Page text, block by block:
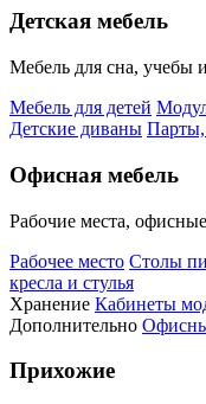
Детская мебель
Мебель для сна, учебы
Мебель для детей
Детские диваны Парты,
Офисная мебель
Рабочие места,
Рабочее место Столы
кресла и стулья
Хранение Кабинеты
Дополнительно
Прихожие